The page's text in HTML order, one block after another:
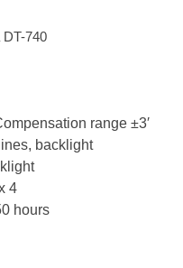
740
range ±3′
backlight
4
hours